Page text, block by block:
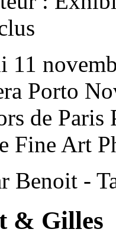
11
Porto
de Paris
Fine Art
Benoit -
& Gilles